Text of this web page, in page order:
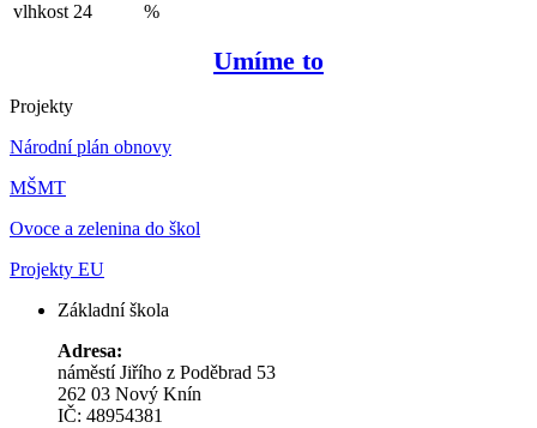
vlhkost 24 %
Umíme to
Projekty
Národní plán obnovy
MŠMT
Ovoce a zelenina do škol
Projekty EU
Základní škola
Adresa:
náměstí Jiřího z Poděbrad 53
262 03 Nový Knín
IČ: 48954381